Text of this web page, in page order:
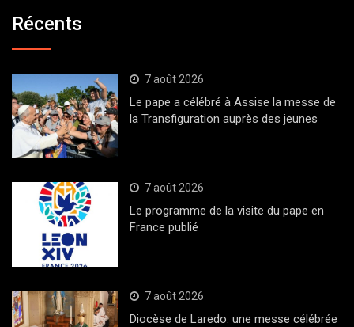
Récents
7 août 2026
Le pape a célébré à Assise la messe de
la Transfiguration auprès des jeunes
7 août 2026
Le programme de la visite du pape en
France publié
7 août 2026
Diocèse de Laredo: une messe célébrée